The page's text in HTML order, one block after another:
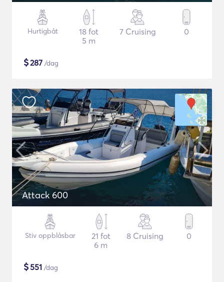
Hurtigbåt
18 fot
5 m
7 Cruising 0
$287 /dag
Attack 600
Stiv oppblåsbar
21 fot
6 m
8 Cruising 0
$551 /dag